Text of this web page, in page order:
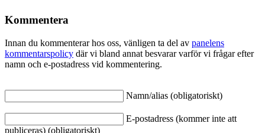
Kommentera
Innan du kommenterar hos oss, vänligen ta del av panelens
kommentarspolicy där vi bland annat besvarar varför vi frågar efter
namn och e-postadress vid kommentering.
Namn/alias (obligatoriskt)
E-postadress (kommer inte att
publiceras) (obligatoriskt)